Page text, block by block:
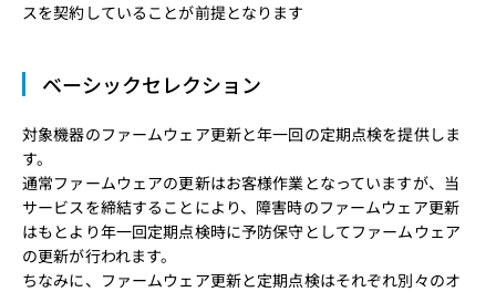
スを契約していることが前提となります
ベーシックセレクション
対象機器のファームウェア更新と年一回の定期点検を提供しま
す。
通常ファームウェアの更新はお客様作業となっていますが、当
サービスを締結することにより、障害時のファームウェア更新
はもとより年一回定期点検時に予防保守としてファームウェア
の更新が行われます。
ちなみに、ファームウェア更新と定期点検はそれぞれ別々のオ